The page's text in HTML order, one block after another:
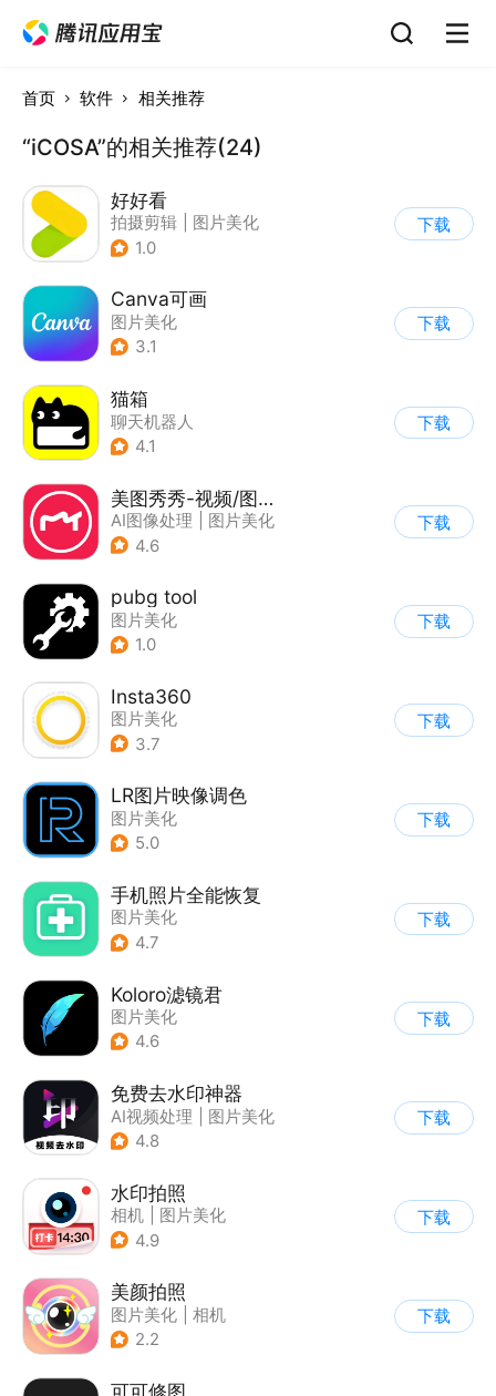
首页 软件 相关推荐
“iCOSA”的相关推荐(24)
好好看
拍摄剪辑
图片美化
1.0
下载
Canva可画
图片美化
3.1
下载
猫箱
聊天机器人
| AI聊天对话
4.1
下载
美图秀秀-视频/图片/Live人像精修工具
AI图像处理
图片美化
4.6
下载
pubg tool
图片美化
1.0
下载
Insta360
图片美化
3.7
下载
LR图片映像调色
图片美化
5.0
下载
手机照片全能恢复
图片美化
4.7
下载
Koloro滤镜君
图片美化
4.6
下载
免费去水印神器
AI视频处理
图片美化
4.8
下载
水印拍照
相机
图片美化
4.9
下载
美颜拍照
图片美化
相机
2.2
下载
可可修图